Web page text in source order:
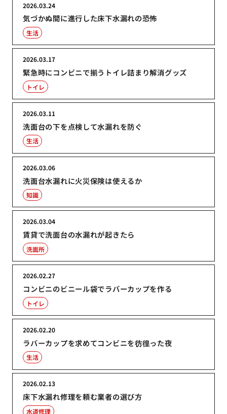
気づかぬ間に進行した床下水漏れの恐怖
2026.03.24
生活
緊急時にコンビニで揃うトイレ詰まり解消グッズ
2026.03.17
トイレ
洗面台の下を点検して水漏れを防ぐ
2026.03.11
生活
洗面台水漏れに火災保険は使えるか
2026.03.06
知識
賃貸で洗面台の水漏れが起きたら
2026.03.04
洗面所
コンビニのビニール袋でラバーカップを作る
2026.02.27
トイレ
ラバーカップを求めてコンビニを彷徨った夜
2026.02.20
生活
床下水漏れ修理を頼む業者の選び方
2026.02.13
水道修理